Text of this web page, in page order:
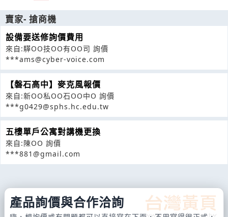
賣家- 搶商機
設備要送修詢價費用
來自:驊OO技OO有OO司 詢價
***ams@cyber-voice.com
【磐石高中】麥克風報價
來自:新OO私OO石OO中O 詢價
***g0429@sphs.hc.edu.tw
五樓單戶公寓對講機更換
來自:陳OO 詢價
***881@gmail.com
產品詢價與合作洽詢